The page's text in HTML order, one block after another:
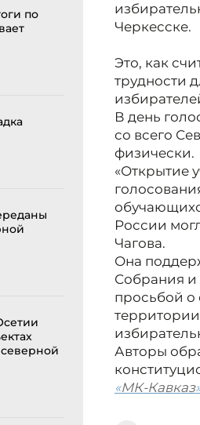
по
Черкесске.
Это, как
трудности
В день
со всего
физически.
«Открытие
России
Чагова.
Она
Собрания и
просьбой о
Авторы
«МК-Кавказ